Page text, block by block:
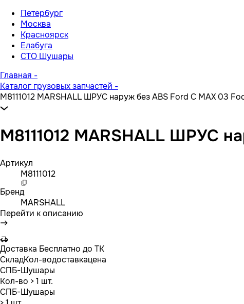
Петербург
Москва
Красноярск
Елабуга
СТО Шушары
Главная -
Каталог грузовых запчастей -
M8111012 MARSHALL ШРУС наруж без ABS Ford C MAX 03
M8111012 MARSHALL ШРУС
Артикул
M8111012
Бренд
MARSHALL
Перейти к описанию
Доставка Бесплатно до ТК
СкладКол-водоставкацена
СПБ-Шушары
Кол-во > 1 шт.
СПБ-Шушары